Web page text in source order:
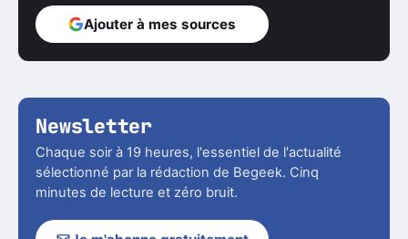
Ajouter à mes sources
Newsletter
Chaque soir à 19 heures, l'essentiel de l'actualité
sélectionné par la rédaction de Begeek. Cinq
minutes de lecture et zéro bruit.